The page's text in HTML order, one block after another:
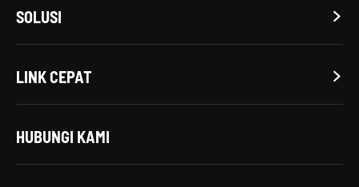
SOLUSI 
LINK CEPAT 
HUBUNGI KAMI